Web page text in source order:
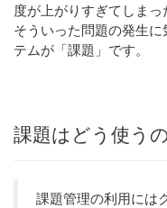
度が上がりすぎてしまっ
そういった問題の発生
テムが「課題」です。
課題はどう使う
課題管理の利用には